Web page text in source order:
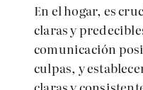
En el hogar, es
claras y
comunicación
culpas, y